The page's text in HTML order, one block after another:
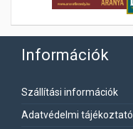
Információk
Szállítási információk
Adatvédelmi tájékoztató